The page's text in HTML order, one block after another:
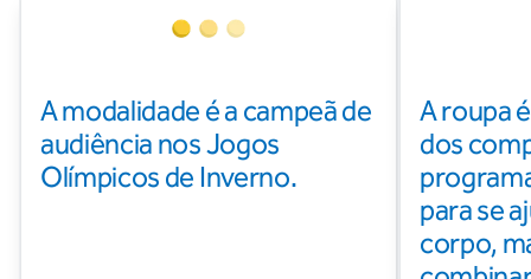
A modalidade é a campeã de
audiência nos Jogos
Olímpicos de Inverno.
A roupa
dos
para se
corpo,